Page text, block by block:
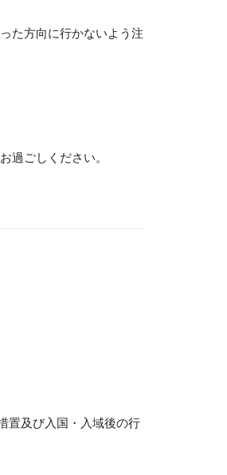
た方向に行かないよう注
過ごしください。
置及び入国・入域後の行